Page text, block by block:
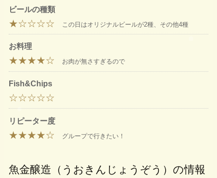
ビールの種類
★☆☆☆☆ この日はオリジナルビールが2種、その他4種
お料理
★★★★☆ お肉が無さすぎるので
Fish&Chips
☆☆☆☆☆
リピーター度
★★★★☆ グループで行きたい！
魚金醸造（うおきんじょうぞう）の情報